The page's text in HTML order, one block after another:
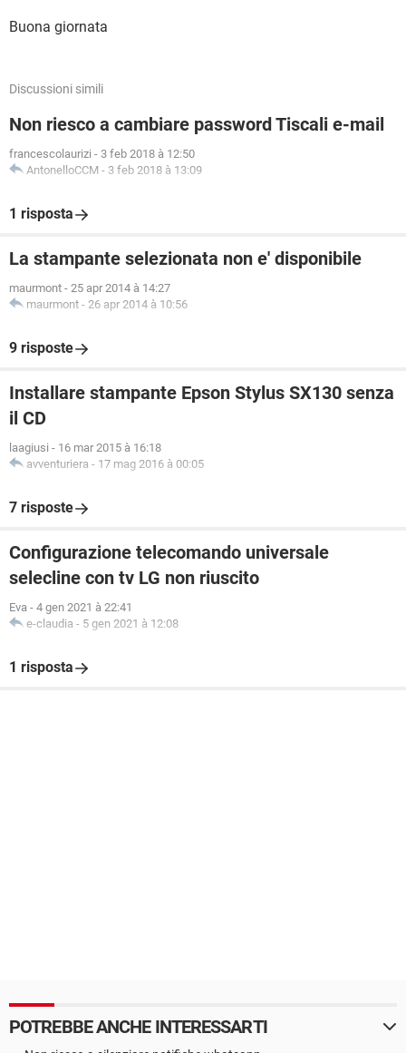
Buona giornata
Discussioni simili
Non riesco a cambiare password Tiscali e-mail
francescolaurizi - 3 feb 2018 à 12:50
AntonelloCCM - 3 feb 2018 à 13:09
1 risposta
La stampante selezionata non e' disponibile
maurmont - 25 apr 2014 à 14:27
maurmont - 26 apr 2014 à 10:56
9 risposte
Installare stampante Epson Stylus SX130 senza
il CD
laagiusi - 16 mar 2015 à 16:18
avventuriera - 17 mag 2016 à 00:05
7 risposte
Configurazione telecomando universale
selecline con tv LG non riuscito
Eva - 4 gen 2021 à 22:41
e-claudia - 5 gen 2021 à 12:08
1 risposta
POTREBBE ANCHE INTERESSARTI